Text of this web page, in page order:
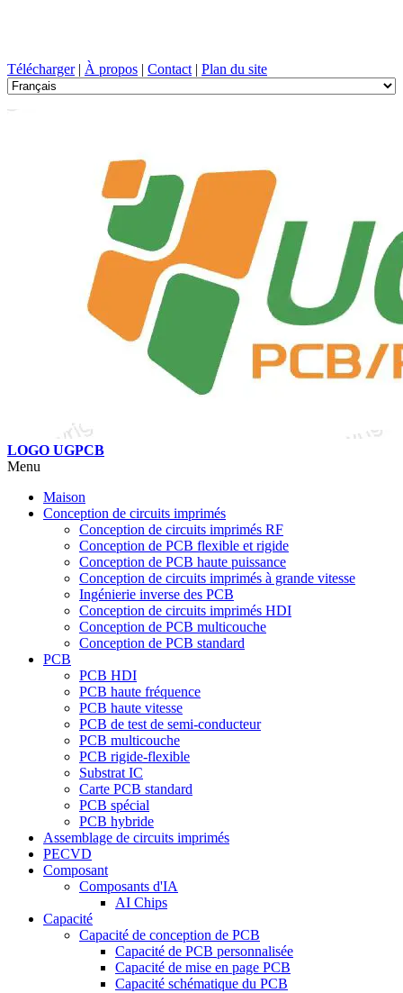
Télécharger| À propos | Contact | Plan du site
LOGO UGPCB
Menu
Maison
Conception de circuits imprimés
Conception de circuits imprimés RF
Conception de PCB flexible et rigide
Conception de PCB haute puissance
Conception de circuits imprimés à grande vitesse
Ingénierie inverse des PCB
Conception de circuits imprimés HDI
Conception de PCB multicouche
Conception de PCB standard
PCB
PCB HDI
PCB haute fréquence
PCB haute vitesse
PCB de test de semi-conducteur
PCB multicouche
PCB rigide-flexible
Substrat IC
Carte PCB standard
PCB spécial
PCB hybride
Assemblage de circuits imprimés
PECVD
Composant
Composants d'IA
AI Chips
Capacité
Capacité de conception de PCB
Capacité de PCB personnalisée
Capacité de mise en page PCB
Capacité schématique du PCB